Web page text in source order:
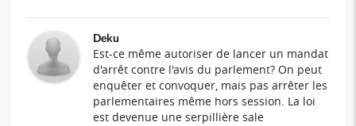
Deku
Est-ce même autoriser de lancer un mandat
d'arrêt contre l'avis du parlement? On peut
enquêter et convoquer, mais pas arrêter les
parlementaires même hors session. La loi
est devenue une serpillière sale